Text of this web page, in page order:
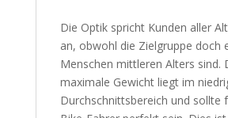
Die Optik spricht Kunden aller
an, obwohl die Zielgruppe doch
Menschen mittleren Alters sind.
maximale Gewicht liegt im
Durchschnittsbereich und sollte